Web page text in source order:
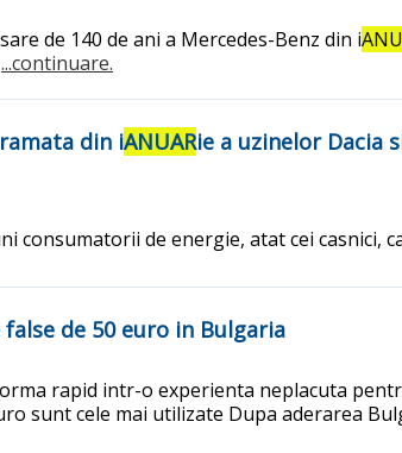
de 140 de ani a Mercedes-Benz din i
...continuare.
din iANUARie a uzinelor Dacia
de energie, atat cei casnici,
de 50 euro in Bulgaria
rapid intr-o experienta neplacuta
sunt cele mai utilizate Dupa aderarea